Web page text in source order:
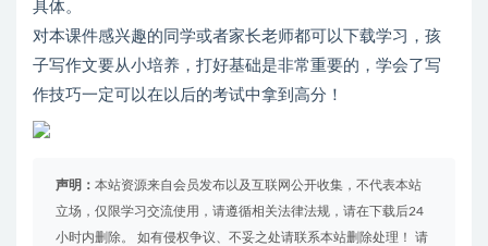
具体。
对本课件感兴趣的同学或者家长老师都可以下载学习，孩
子写作文要从小培养，打好基础是非常重要的，学会了写
作技巧一定可以在以后的考试中拿到高分！
声明： 本站资源来自会员发布以及互联网公开收集，不代表本站
立场，仅限学习交流使用，请遵循相关法律法规，请在下载后24
小时内删除。 如有侵权争议、不妥之处请联系本站删除处理！ 请